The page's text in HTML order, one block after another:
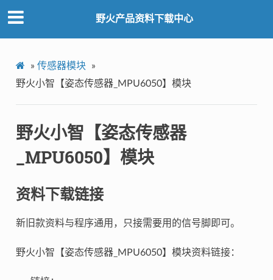
野火产品资料下载中心
» 传感器模块
»
野火小智【姿态传感器_MPU6050】模块
野火小智【姿态传感器
_MPU6050】模块
资料下载链接
新旧款资料与程序通用，只接需要用的信号脚即可。
野火小智【姿态传感器_MPU6050】模块资料链接：